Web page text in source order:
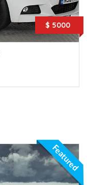
$ 5000
Featured